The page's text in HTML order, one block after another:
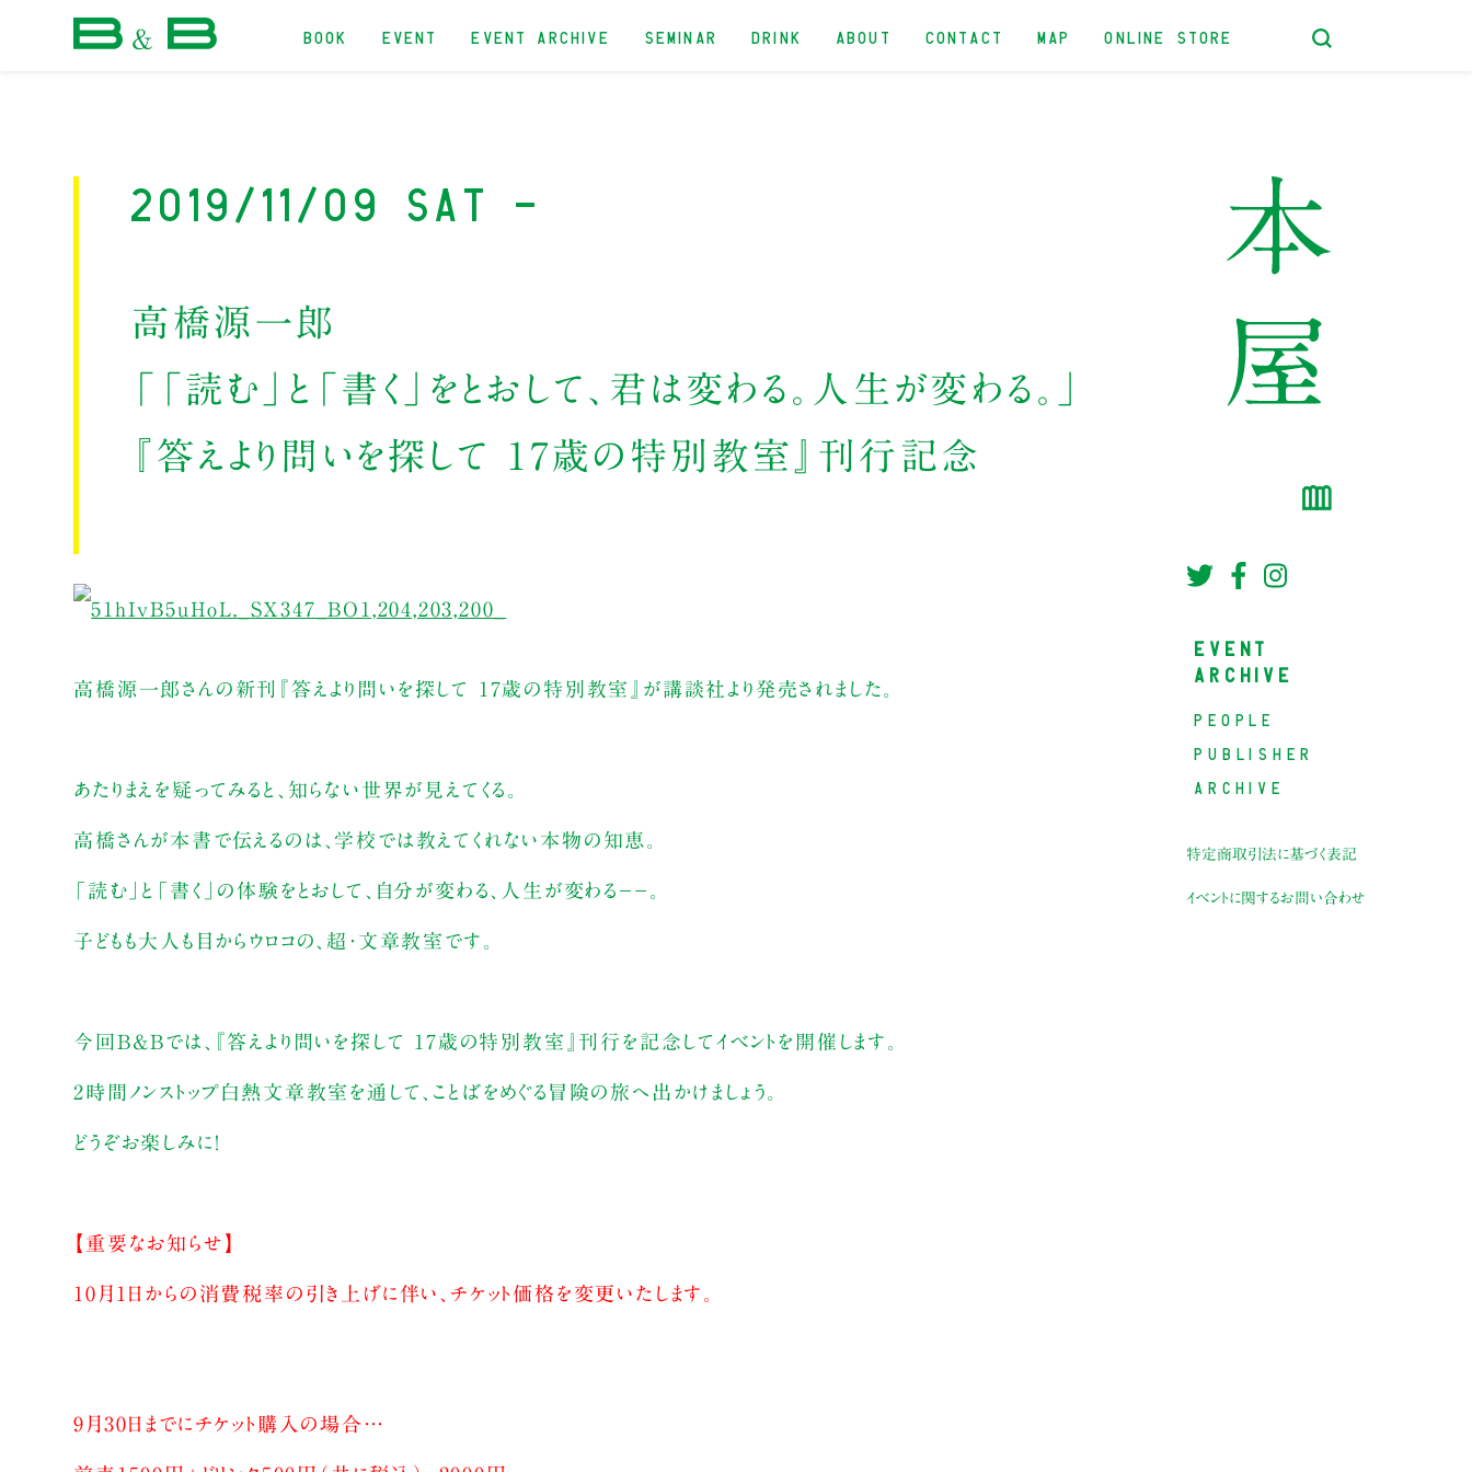
BOOK EVENT EVENT ARCHIVE SEMINAR DRINK ABOUT CONTACT MAP ONLINE STORE
2019/11/09 Sat -
高橋源一郎
「「読む」と「書く」をとおして、君は変わる。人生が変わる。」
『答えより問いを探して 17歳の特別教室』刊行記念
高橋源一郎さんの新刊『答えより問いを探して 17歳の特別教室』が講談社より発売されました。
あたりまえを疑ってみると、知らない世界が見えてくる。
高橋さんが本書で伝えるのは、学校では教えてくれない本物の知恵。
「読む」と「書く」の体験をとおして、自分が変わる、人生が変わる−−。
子どもも大人も目からウロコの、超・文章教室です。
今回B&Bでは、『答えより問いを探して 17歳の特別教室』刊行を記念してイベントを開催します。
2時間ノンストップ白熱文章教室を通して、ことばをめぐる冒険の旅へ出かけましょう。
どうぞお楽しみに！
【重要なお知らせ】
10月1日からの消費税率の引き上げに伴い、チケット価格を変更いたします。
9月30日までにチケット購入の場合…
EVENT
ARCHIVE
PEOPLE
PUBLISHER
ARCHIVE
特定商取引法に基づく表記
イベントに関するお問い合わせ